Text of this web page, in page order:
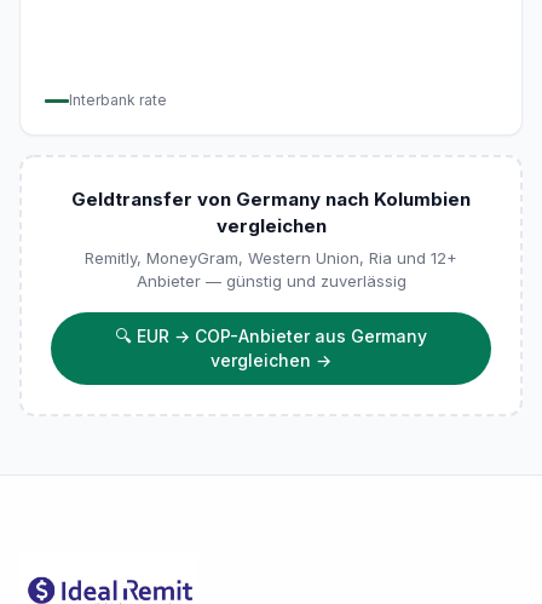
Interbank rate
Geldtransfer von Germany nach Kolumbien
vergleichen
Remitly, MoneyGram, Western Union, Ria und 12+
Anbieter — günstig und zuverlässig
🔍 EUR → COP-Anbieter aus Germany
vergleichen →